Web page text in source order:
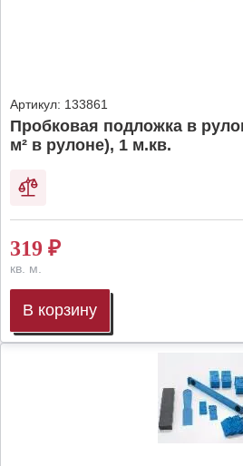
Артикул: 133861
Пробковая подложка в
м² в рулоне), 1 м.кв.
319 ₽
кв. м.
В корзину